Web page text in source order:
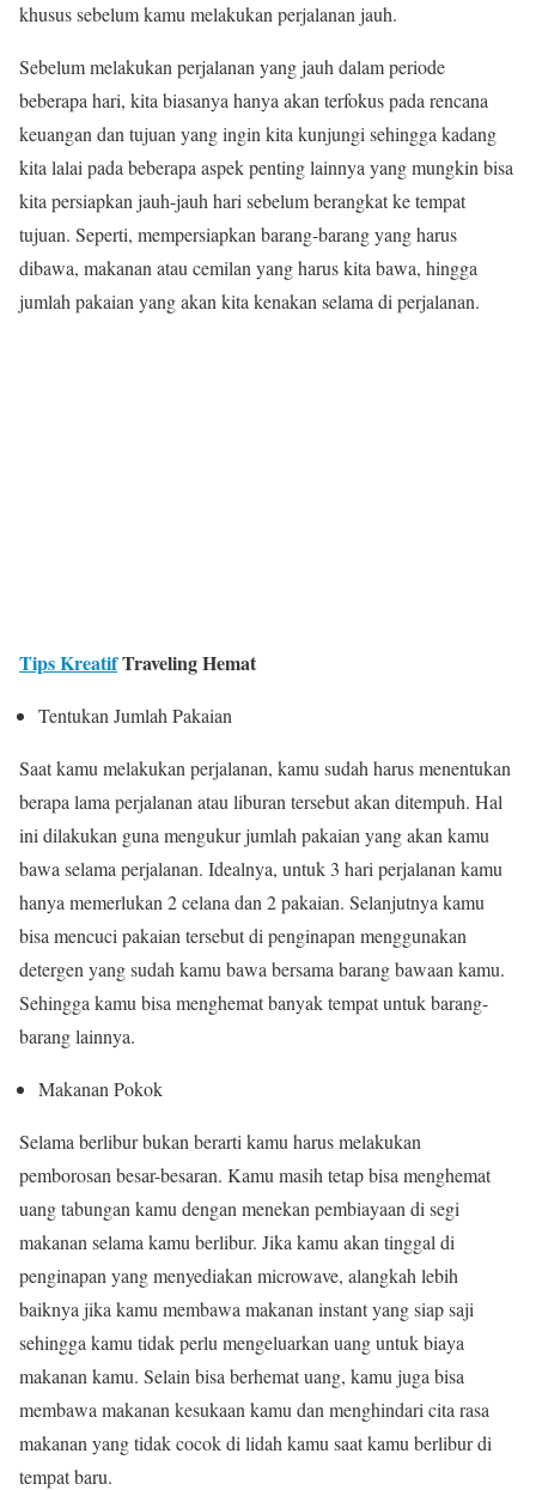
khusus sebelum kamu melakukan perjalanan jauh.
Sebelum melakukan perjalanan yang jauh dalam periode
beberapa hari, kita biasanya hanya akan terfokus pada rencana
keuangan dan tujuan yang ingin kita kunjungi sehingga kadang
kita lalai pada beberapa aspek penting lainnya yang mungkin bisa
kita persiapkan jauh-jauh hari sebelum berangkat ke tempat
tujuan. Seperti, mempersiapkan barang-barang yang harus
dibawa, makanan atau cemilan yang harus kita bawa, hingga
jumlah pakaian yang akan kita kenakan selama di perjalanan.
Tips KreatifTraveling Hemat
Tentukan Jumlah Pakaian
Saat kamu melakukan perjalanan, kamu sudah harus menentukan
berapa lama perjalanan atau liburan tersebut akan ditempuh. Hal
ini dilakukan guna mengukur jumlah pakaian yang akan kamu
bawa selama perjalanan. Idealnya, untuk 3 hari perjalanan kamu
hanya memerlukan 2 celana dan 2 pakaian. Selanjutnya kamu
bisa mencuci pakaian tersebut di penginapan menggunakan
detergen yang sudah kamu bawa bersama barang bawaan kamu.
Sehingga kamu bisa menghemat banyak tempat untuk barang-
barang lainnya.
Makanan Pokok
Selama berlibur bukan berarti kamu harus melakukan
pemborosan besar-besaran. Kamu masih tetap bisa menghemat
uang tabungan kamu dengan menekan pembiayaan di segi
makanan selama kamu berlibur. Jika kamu akan tinggal di
penginapan yang menyediakan microwave, alangkah lebih
baiknya jika kamu membawa makanan instant yang siap saji
sehingga kamu tidak perlu mengeluarkan uang untuk biaya
makanan kamu. Selain bisa berhemat uang, kamu juga bisa
membawa makanan kesukaan kamu dan menghindari cita rasa
makanan yang tidak cocok di lidah kamu saat kamu berlibur di
tempat baru.